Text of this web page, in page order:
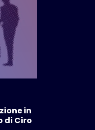
in
di Ciro